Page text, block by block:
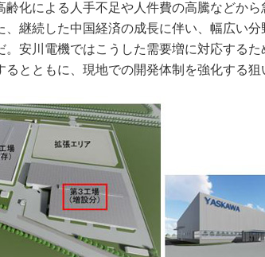
製造業ビッグ
メイドインジ
植物工場
新型コロナへ
化による人手不足や人件費の高騰などから
、継続した中国経済の成長に伴い、幅広い
。安川電機ではこうした需要増に対応する
とともに、現地での開発体制を強化する狙